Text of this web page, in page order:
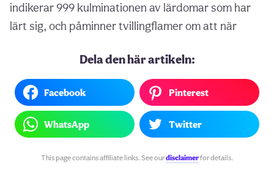
indikerar 999 kulminationen av lärdomar som har
lärt sig, och påminner tvillingflamer om att när
Dela den här artikeln:
Facebook Pinterest
WhatsApp Twitter
This page contains affiliate links. See ourdisclaimerfor details.